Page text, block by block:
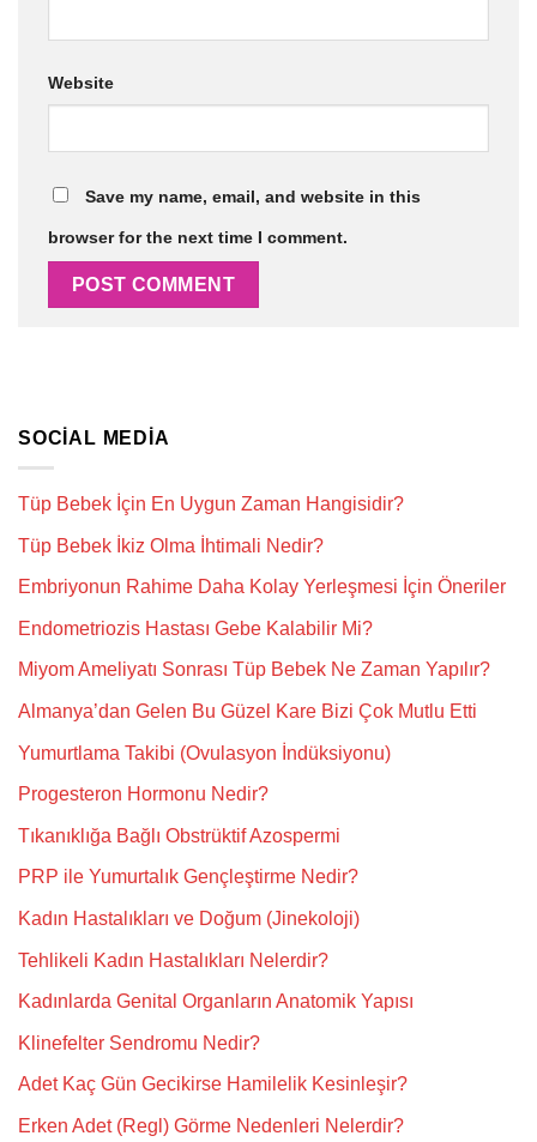
Website
Save my name, email, and website in this
browser for the next time I comment.
SOCIAL MEDIA
Tüp Bebek İçin En Uygun Zaman Hangisidir?
Tüp Bebek İkiz Olma İhtimali Nedir?
Embriyonun Rahime Daha Kolay Yerleşmesi İçin Öneriler
Endometriozis Hastası Gebe Kalabilir Mi?
Miyom Ameliyatı Sonrası Tüp Bebek Ne Zaman Yapılır?
Almanya’dan Gelen Bu Güzel Kare Bizi Çok Mutlu Etti
Yumurtlama Takibi (Ovulasyon İndüksiyonu)
Progesteron Hormonu Nedir?
Tıkanıklığa Bağlı Obstrüktif Azospermi
PRP ile Yumurtalık Gençleştirme Nedir?
Kadın Hastalıkları ve Doğum (Jinekoloji)
Tehlikeli Kadın Hastalıkları Nelerdir?
Kadınlarda Genital Organların Anatomik Yapısı
Klinefelter Sendromu Nedir?
Adet Kaç Gün Gecikirse Hamilelik Kesinleşir?
Erken Adet (Regl) Görme Nedenleri Nelerdir?